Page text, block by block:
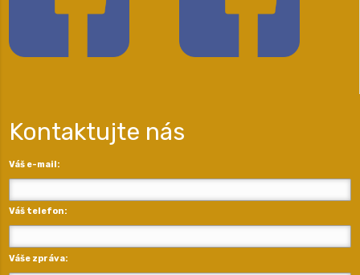
Kontaktujte nás
Váš e-mail:
Váš telefon:
Váše zpráva: